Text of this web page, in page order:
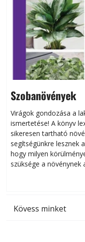
Szobanövények
Virágok gondozása a
ismertetése! A könyv
sikeresen tart­ha­tó
segítségünkre lesznek
hogy milyen
szüksége a növénynek
Kövess minket